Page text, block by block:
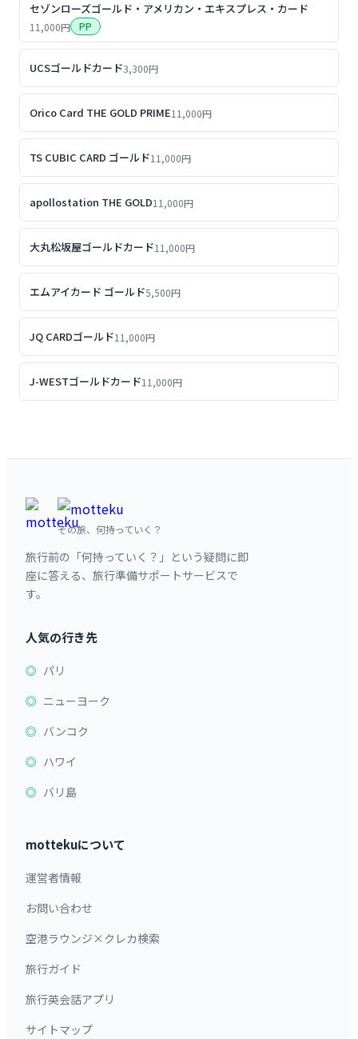
セゾンローズゴールド・アメリカン・エキスプレス・カード
11,000円 PP
UCSゴールドカード3,300円
Orico Card THE GOLD PRIME11,000円
TS CUBIC CARD ゴールド11,000円
apollostation THE GOLD11,000円
大丸松坂屋ゴールドカード11,000円
エムアイカード ゴールド5,500円
JQ CARDゴールド11,000円
J-WESTゴールドカード11,000円
その旅、何持っていく？
旅行前の「何持っていく？」という疑問に即
座に答える、旅行準備サポートサービスで
す。
人気の行き先
パリ
ニューヨーク
バンコク
ハワイ
バリ島
mottekuについて
運営者情報
お問い合わせ
空港ラウンジ×クレカ検索
旅行ガイド
旅行英会話アプリ
サイトマップ